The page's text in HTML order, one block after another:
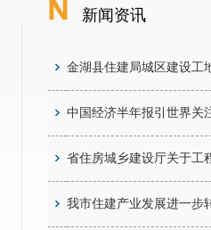
新闻资讯
金湖县住建局城区建设工
中国经济半年报引世界关
省住房城乡建设厅关于工
我市住建产业发展进一步